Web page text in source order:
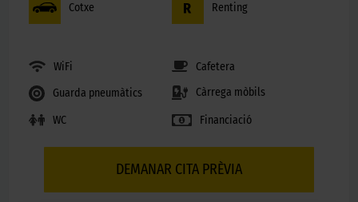
Cotxe Renting
WiFi
Cafetera
Guarda pneumàtics
Càrrega mòbils
WC Financiació
DEMANAR CITA PRÈVIA